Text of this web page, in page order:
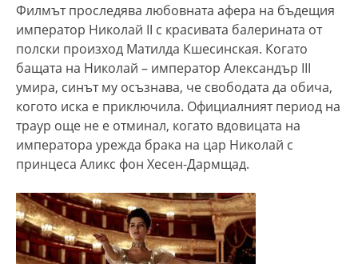
Филмът проследява любовната афера на бъдещия
император Николай II с красивата балерината от
полски произход Матилда Кшесинская. Когато
бащата на Николай – император Александър III
умира, синът му осъзнава, че свободата да обича,
когото иска е приключила. Официалният период на
траур още не е отминал, когато вдовицата на
императора урежда брака на цар Николай с
принцеса Аликс фон Хесен-Дармщад.